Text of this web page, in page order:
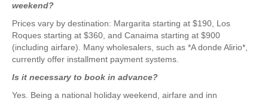
weekend?
Prices vary by destination: Margarita starting at $190, Los
Roques starting at $360, and Canaima starting at $900
(including airfare). Many wholesalers, such as *A donde Alirio*,
currently offer installment payment systems.
Is it necessary to book in advance?
Yes. Being a national holiday weekend, airfare and inn